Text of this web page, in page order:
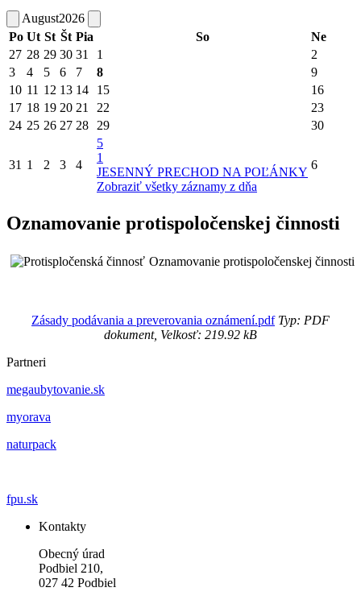
August2026
Po Ut St Št Pia So
Ne
27 28 29 30 31 1
2
3
4 5 6 7 8
9
10 11 12 13 14 15
16
17 18 19 20 21 22
23
24 25 26 27 28 29 30
31 1 2 3 4
5
1
JESENNÝ PRECHOD NA POĽÁNKY
Zobraziť všetky záznamy z dňa
6
Oznamovanie protispoločenskej činnosti
Oznamovanie protispoločenskej činnosti
Zásady podávania a preverovania oznámení.pdfTyp: PDF
dokument, Velkosť: 219.92 kB
Partneri
megaubytovanie.sk
myorava
naturpack
fpu.sk
Kontakty
Obecný úrad
Podbiel 210,
027 42 Podbiel